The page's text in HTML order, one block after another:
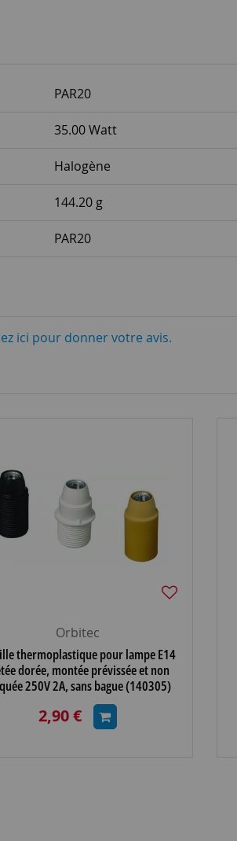
PAR20
35.00 Watt
Halogène
144.20 g
PAR20
ici pour donner votre avis.
Orbitec
thermoplastique pour lampe E14
dorée, montée prévissée et non
250V 2A, sans bague (140305)
2,90 €